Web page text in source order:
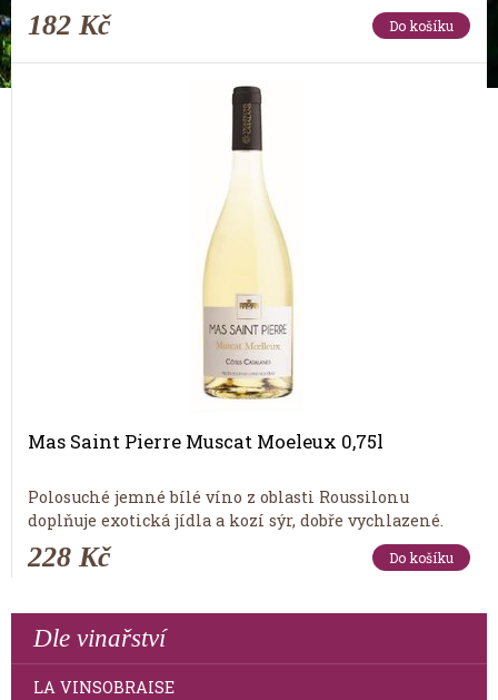
182 Kč Do košíku
Mas Saint Pierre Muscat Moeleux 0,75l
Polosuché jemné bílé víno z oblasti Roussilonu
doplňuje exotická jídla a kozí sýr, dobře vychlazené.
228 Kč Do košíku
Dle vinařství
LA VINSOBRAISE